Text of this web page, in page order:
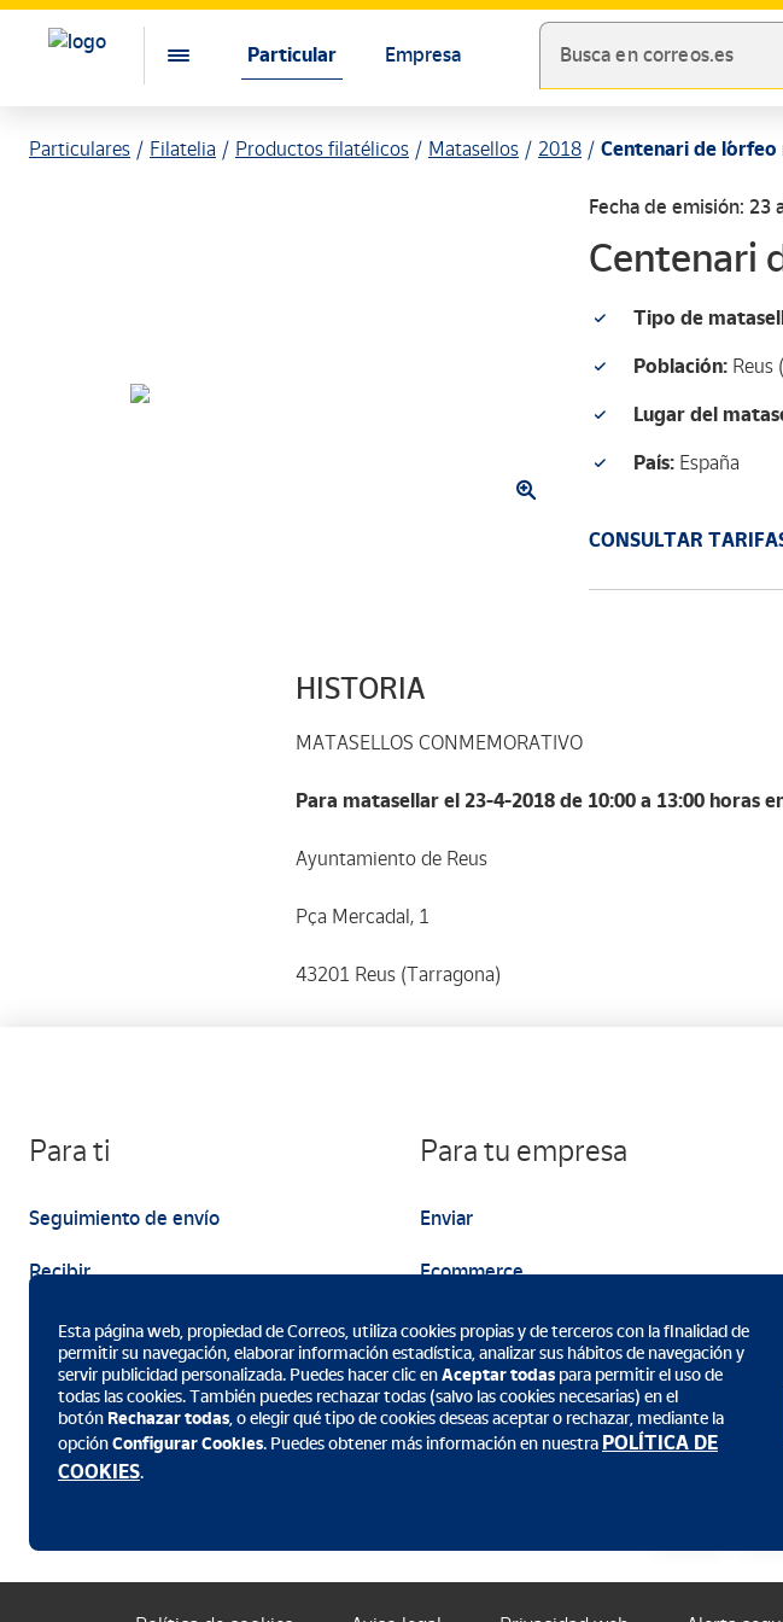
Particular Empresa Busca en correos.es
Particulares Filatelia Productos filatélicos Matasellos 2018 Centenari de l´orfeo
Fecha de emisión: 23
Centenari
Tipo de
Población: Reus
Lugar del
País: España
CONSULTAR
HISTORIA
MATASELLOS CONMEMORATIVO
Para matasellar el 23-4-2018 de 10:00 a 13:00 horas
Ayuntamiento de Reus
Pça Mercadal, 1
43201 Reus (Tarragona)
Para ti
Seguimiento de envío
Recibir
Enviar
Para tu empresa
Enviar
Ecommerce
Marketing
Descarga la App de Correos
Esta página web, propiedad de Correos, utiliza cookies propias y de terceros con la finalidad de
permitir su navegación, elaborar información estadística, analizar sus hábitos de navegación y
servir publicidad personalizada. Puedes hacer clic enAceptar todas para permitir el uso de
todas las cookies. También puedes rechazar todas (salvo las cookies necesarias) en el
botón Rechazar todas, o elegir qué tipo de cookies deseas aceptar o rechazar, mediante la
opciónConfigurar Cookies. Puedes obtener más información en nuestra POLÍTICA DE
COOKIES.